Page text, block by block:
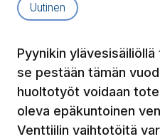
Artikkelityyppi:
Uutinen
Pyynikin
se pestään tämän
huoltotyöt voidaan
oleva epäkuntoinen
Venttiilin vaihtotöitä